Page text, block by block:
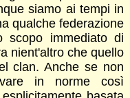
siamo ai tempi in
qualche federazione
scopo immediato di
nient'altro che quello
clan. Anche se non
in norme così